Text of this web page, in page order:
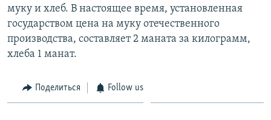
муку и хлеб. В настоящее время, установленная
государством цена на муку отечественного
производства, составляет 2 маната за килограмм,
хлеба 1 манат.
Поделиться Follow us